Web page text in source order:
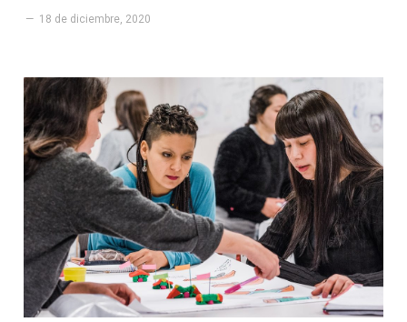
18 de diciembre, 2020